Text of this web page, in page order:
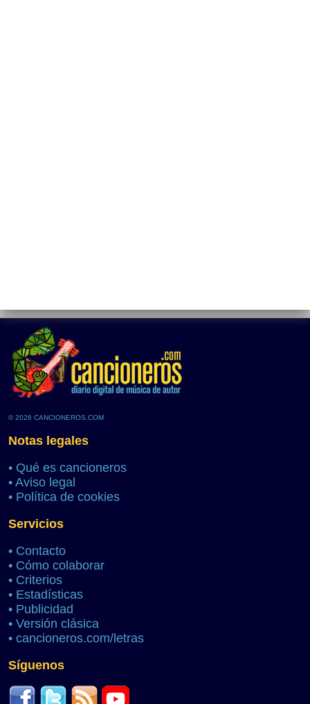
© 2026 CANCIONEROS.COM
Notas legales
• Qué es cancioneros
• Aviso legal
• Política de cookies
Servicios
• Contacto
• Cómo colaborar
• Criterios
• Estadísticas
• Publicidad
• Versión clásica
• cancioneros.com/letras
Síguenos